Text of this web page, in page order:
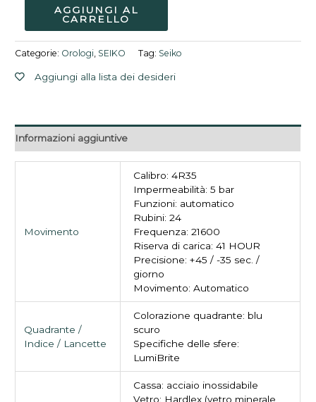
AGGIUNGI AL
CARRELLO
Categorie: Orologi, SEIKO Tag: Seiko
Aggiungi alla lista dei desideri
Informazioni aggiuntive
Movimento
Calibro: 4R35
Impermeabilità: 5 bar
Funzioni: automatico
Rubini: 24
Frequenza: 21600
Riserva di carica: 41 HOUR
Precisione: +45 / -35 sec. /
giorno
Movimento: Automatico
Quadrante /
Indice / Lancette
Colorazione quadrante: blu
scuro
Specifiche delle sfere:
LumiBrite
Cassa: acciaio inossidabile
Vetro: Hardlex (vetro minerale